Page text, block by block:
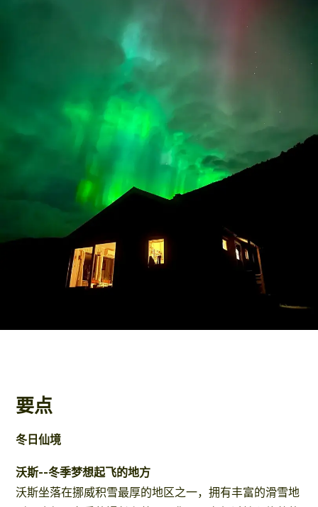
要点
冬日仙境
沃斯--冬季梦想起飞的地方
沃斯坐落在挪威积雪最厚的地区之一，拥有丰富的滑雪地